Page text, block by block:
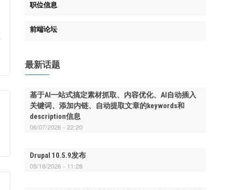
职位信息
前端论坛
最新话题
基于AI一站式搞定素材抓取、内容优化、AI自动插入
关键词、添加内链、自动提取文章的keywords和
description信息
06/07/2026 - 22:20
Drupal 10.5.9发布
05/18/2026 - 11:28